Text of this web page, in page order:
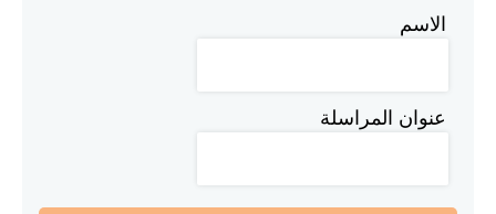
الاسم
عنوان المراسلة